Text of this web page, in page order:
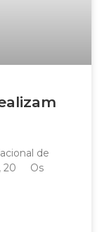
de
20 Os